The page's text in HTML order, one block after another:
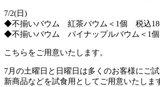
7/2(日)
◆不揃いバウム 紅茶バウム＜1個
◆不揃いバウム パイナップルバウム＜1
こちらをご用意いたします。
7月の土曜日と日曜日は多くのお客様にご
新商品などを試食用としてご用意いたしま